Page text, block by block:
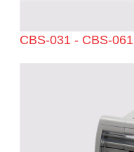
CBS-031 - CBS-061